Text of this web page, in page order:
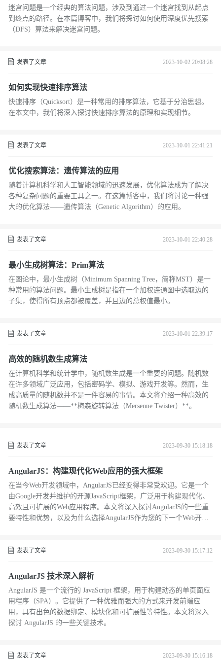
迷宫问题是一个经典的算法问题，涉及到通过一个迷宫找到从起点
到终点的路径。在本篇博客中，我们将探讨如何使用深度优先搜索
（DFS）算法来解决迷宫问题。
发表了文章 2023-10-02 20:08:28
如何实现快速排序算法
快速排序（Quicksort）是一种常用的排序算法，它基于分治思想。
在本文中，我们将深入探讨快速排序算法的原理和实现细节。
发表了文章 2023-10-01 22:41:21
优化搜索算法：遗传算法的应用
随着计算机科学和人工智能领域的迅速发展，优化算法成为了解决
各种复杂问题的重要工具之一。在这篇博客中，我们将讨论一种强
大的优化算法——遗传算法（Genetic Algorithm）的应用。
发表了文章 2023-10-01 22:40:28
最小生成树算法：Prim算法
在图论中，最小生成树（Minimum Spanning Tree，简称MST）是一
种常用的算法问题。最小生成树是指在一个加权连通图中选取边的
子集，使得所有顶点都被覆盖，并且边的总权值最小。
发表了文章 2023-10-01 22:39:17
高效的随机数生成算法
在计算机科学和统计学中，随机数生成是一个重要的问题。随机数
在许多领域广泛应用，包括密码学、模拟、游戏开发等。然而，生
成高质量的随机数并不是一件容易的事情。本文将介绍一种高效的
随机数生成算法——**梅森旋转算法（Mersenne Twister）**。
发表了文章 2023-09-30 15:18:18
AngularJS：构建现代化Web应用的强大框架
在当今Web开发领域中，AngularJS已经变得非常受欢迎。它是一个
由Google开发并维护的开源JavaScript框架，广泛用于构建现代化、
高效且可扩展的Web应用程序。本文将深入探讨AngularJS的一些重
要特性和优势，以及为什么选择AngularJS作为您的下一个Web开发
发表了文章 2023-09-30 15:17:12
AngularJS 技术深入解析
AngularJS 是一个流行的 JavaScript 框架，用于构建动态的单页面应
用程序（SPA）。它提供了一种优雅而强大的方式来开发前端应
用，具有出色的数据绑定、模块化和可扩展性等特性。本文将深入
探讨 AngularJS 的一些关键技术。
发表了文章 2023-09-30 15:16:18